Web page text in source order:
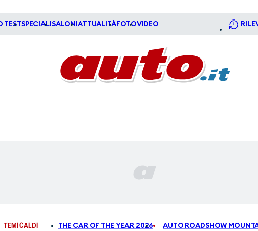
TESTSPECIALI SALONI ATTUALITÀFOTOVIDEO
TEMI CALDI THE CAR OF THE YEAR 2026 AUTO ROADSHOW